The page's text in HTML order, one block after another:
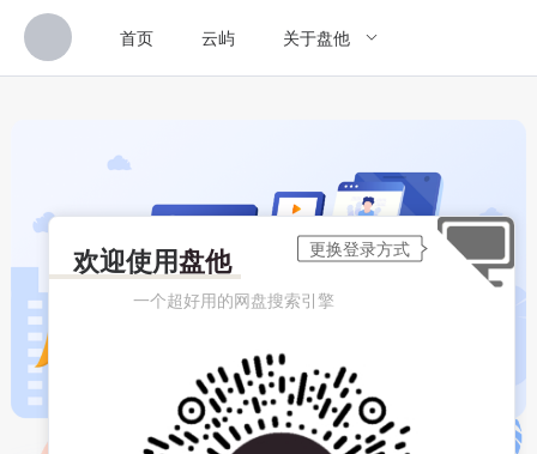
首页 云屿 关于盘他
欢迎使用盘他
一个超好用的网盘搜索引擎